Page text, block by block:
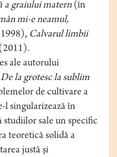
a graiului matern(în
mi-e neamul,
Calvarul limbii
ale autorului
De la grotesc la sublim
de cultivare a
l singularizează în
sale un speciﬁc
teoretică solidă a
justă şi